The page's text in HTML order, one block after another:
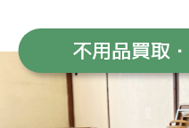
不用品買取・